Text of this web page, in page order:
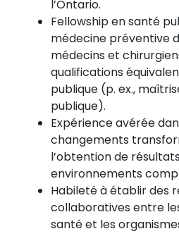
l’Ontario.
Fellowship en santé
médecine préventive
médecins et
qualifications
publique (p. ex.,
publique).
Expérience avérée
changements
l’obtention de
environnements
Habileté à établir des
collaboratives entre
santé et les